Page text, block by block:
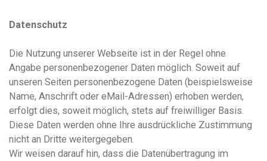
Datenschutz
Die Nutzung unserer Webseite ist in der Regel ohne
Angabe personenbezogener Daten möglich. Soweit auf
unseren Seiten personenbezogene Daten (beispielsweise
Name, Anschrift oder eMail-Adressen) erhoben werden,
erfolgt dies, soweit möglich, stets auf freiwilliger Basis.
Diese Daten werden ohne Ihre ausdrückliche Zustimmung
nicht an Dritte weitergegeben.
Wir weisen darauf hin, dass die Datenübertragung im